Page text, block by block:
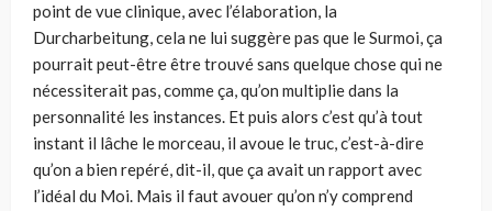
point de vue clinique, avec l’élaboration, la
Durcharbeitung, cela ne lui suggère pas que le Surmoi, ça
pourrait peut-être être trouvé sans quelque chose qui ne
nécessiterait pas, comme ça, qu’on multiplie dans la
personnalité les instances. Et puis alors c’est qu’à tout
instant il lâche le morceau, il avoue le truc, c’est-à-dire
qu’on a bien repéré, dit-il, que ça avait un rapport avec
l’idéal du Moi. Mais il faut avouer qu’on n’y comprend